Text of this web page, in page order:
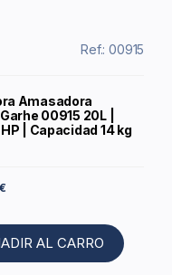
Ref.: 00915
Amasadora
00915 20L |
| Capacidad 14 kg
AL CARRO